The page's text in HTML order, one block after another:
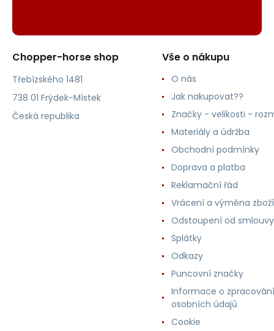
Chopper-horse shop
Třebízského 1481
738 01 Frýdek-Místek
Česká republika
Vše o nákupu
O nás
Jak nakupovat??
Značky - velikosti -
Materiály a údržba
Obchodní podmínky
Doprava a platba
Reklamační řád
Vrácení a výměna zboží
Odstoupení od smlouvy
Splátky
Odkazy
Puncovní značky
Informace o zpracování
osobních údajů
Cookie